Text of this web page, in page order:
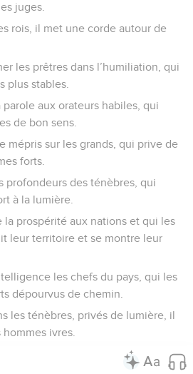
juges.
rois, il met une corde autour de
les prêtres dans l’humiliation, qui
plus stables.
parole aux orateurs habiles, qui
de bon sens.
mépris sur les grands, qui prive de
forts.
profondeurs des ténèbres, qui
à la lumière.
la prospérité aux nations et qui les
leur territoire et se montre leur
les chefs du pays, qui les
dépourvus de chemin.
les ténèbres, privés de lumière, il
ivres.